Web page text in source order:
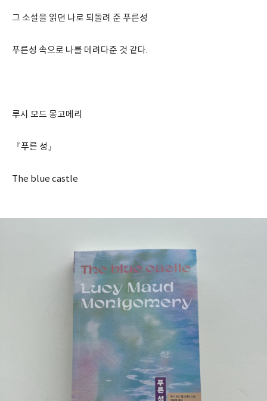
그 소설을 읽던 나로 되돌려 준 푸른성
푸른성 속으로 나를 데려다준 것 같다.
루시 모드 몽고메리
『푸른 성』
The blue castle